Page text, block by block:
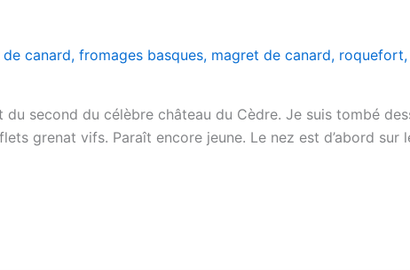
canard, fromages basques, magret de canard, roquefort,
du second du célèbre château du Cèdre. Je suis tombé
grenat vifs. Paraît encore jeune. Le nez est d’abord sur